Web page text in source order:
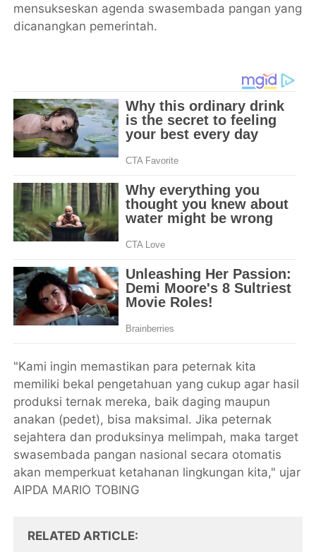
mensukseskan agenda swasembada pangan yang
dicanangkan pemerintah.
​"Kami ingin memastikan para peternak kita
memiliki bekal pengetahuan yang cukup agar hasil
produksi ternak mereka, baik daging maupun
anakan (pedet), bisa maksimal. Jika peternak
sejahtera dan produksinya melimpah, maka target
swasembada pangan nasional secara otomatis
akan memperkuat ketahanan lingkungan kita," ujar
AIPDA MARIO TOBING
RELATED ARTICLE